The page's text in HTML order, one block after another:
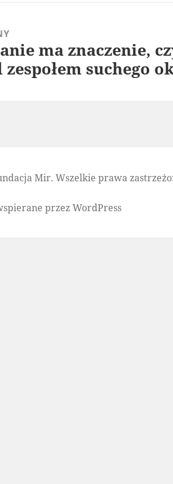
ma znaczenie,
suchego
Mir. Wszelkie prawa
przez WordPress